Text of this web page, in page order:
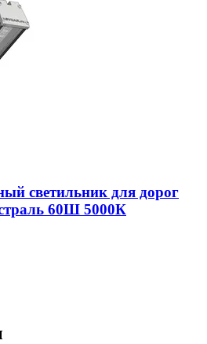
светильник для дорог
60Ш 5000К